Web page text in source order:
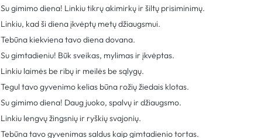
Su gimimo diena! Linkiu tikrų akimirkų ir šiltų prisiminimų.
Linkiu, kad ši diena įkvėptų metų džiaugsmui.
Tebūna kiekviena tavo diena dovana.
Su gimtadieniu! Būk sveikas, mylimas ir įkvėptas.
Linkiu laimės be ribų ir meilės be sąlygų.
Tegul tavo gyvenimo kelias būna rožių žiedais klotas.
Su gimimo diena! Daug juoko, spalvų ir džiaugsmo.
Linkiu lengvų žingsnių ir ryškių svajonių.
Tebūna tavo gyvenimas saldus kaip gimtadienio tortas.